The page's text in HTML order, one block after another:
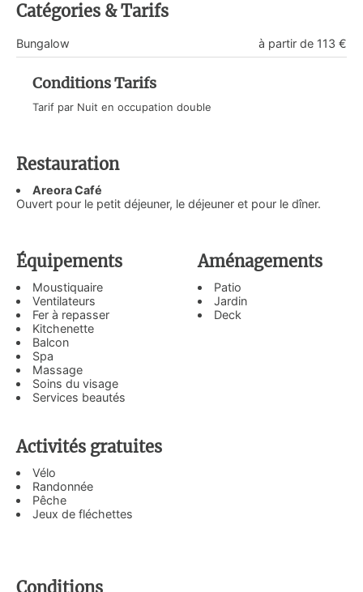
Catégories & Tarifs
à partir de 113 €
Bungalow
Conditions Tarifs
Tarif par Nuit en occupation double
Restauration
Areora Café
Ouvert pour le petit déjeuner, le déjeuner et pour le dîner.
Équipements
Moustiquaire
Ventilateurs
Fer à repasser
Kitchenette
Balcon
Spa
Massage
Soins du visage
Services beautés
Aménagements
Patio
Jardin
Deck
Activités gratuites
Vélo
Randonnée
Pêche
Jeux de fléchettes